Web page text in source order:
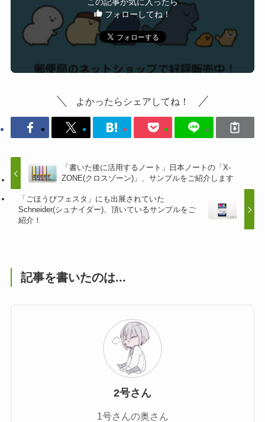
この記事が気に入ったら
フォローしてね！
よかったらシェアしてね！
「書いた後に活用するノート」日本ノートの「X-
ZONE(クロスゾーン)」、サンプルをご紹介します
「ごほうびフェスタ」にも出展されていた
Schneider(シュナイダー)、頂いているサンプルをご
紹介！
記事を書いたのは...
2号さん
1号さんの奥さん